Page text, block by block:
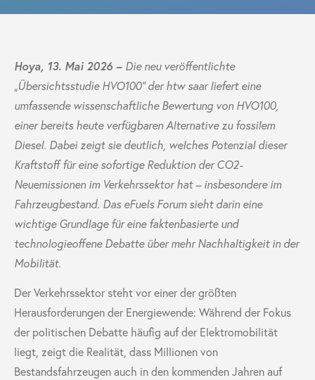
Hoya, 13. Mai 2026 – Die neu veröffentlichte
„Übersichtsstudie HVO100“ der htw saar liefert eine
umfassende wissenschaftliche Bewertung von HVO100,
einer bereits heute verfügbaren Alternative zu fossilem
Diesel. Dabei zeigt sie deutlich, welches Potenzial dieser
Kraftstoff für eine sofortige Reduktion der CO2-
Neuemissionen im Verkehrssektor hat – insbesondere im
Fahrzeugbestand. Das eFuels Forum sieht darin eine
wichtige Grundlage für eine faktenbasierte und
technologieoffene Debatte über mehr Nachhaltigkeit in der
Mobilität.
Der Verkehrssektor steht vor einer der größten
Herausforderungen der Energiewende: Während der Fokus
der politischen Debatte häufig auf der Elektromobilität
liegt, zeigt die Realität, dass Millionen von
Bestandsfahrzeugen auch in den kommenden Jahren auf